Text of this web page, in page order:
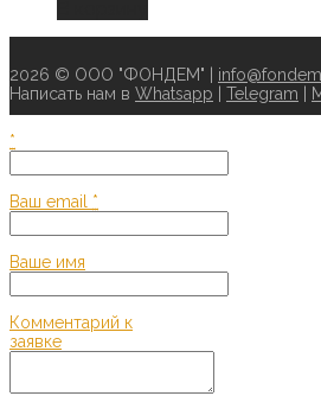
2026 © ООО "ФОНДЕМ" |
Написать нам в Whatsapp Telegram
*
Ваш email *
Ваше имя
Комментарий к
заявке